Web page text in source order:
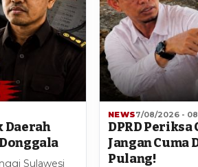
Daerah
Sulawesi
NEWS7/08/2026 -
DPRD Periksa
Jangan Cuma
Pulang!